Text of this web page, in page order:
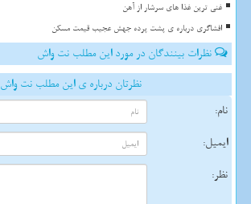
غنی ترین غذا های سرشار از آهن
افشاگری درباره ی پشت پرده جهش عجیب قیمت مسکن
نظرات بینندگان در مورد این مطلب نت واش
نظرتان درباره ی این مطلب نت واش
نام:
ایمیل:
نظر: